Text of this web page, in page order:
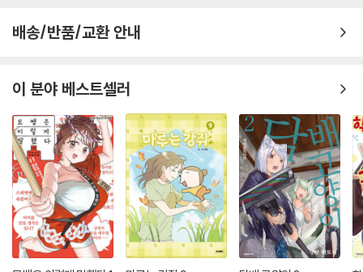
배송/반품/교환 안내
이 분야 베스트셀러